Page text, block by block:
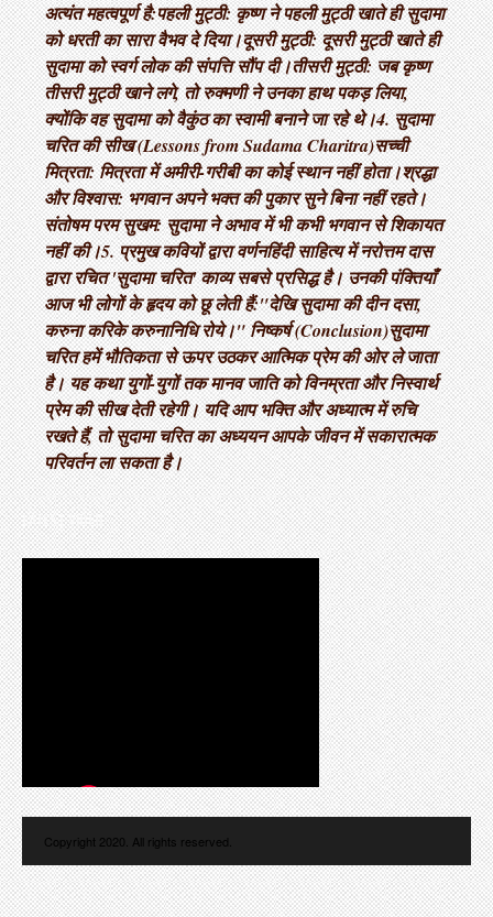
अत्यंत महत्वपूर्ण है: ​पहली मुट्ठी: कृष्ण ने पहली मुट्ठी खाते ही सुदामा
को धरती का सारा वैभव दे दिया। ​दूसरी मुट्ठी: दूसरी मुट्ठी खाते ही
सुदामा को स्वर्ग लोक की संपत्ति सौंप दी। ​तीसरी मुट्ठी: जब कृष्ण
तीसरी मुट्ठी खाने लगे, तो रुक्मणी ने उनका हाथ पकड़ लिया,
क्योंकि वह सुदामा को वैकुंठ का स्वामी बनाने जा रहे थे। ​4. सुदामा
चरित की सीख (Lessons from Sudama Charitra) ​सच्ची
मित्रता: मित्रता में अमीरी-गरीबी का कोई स्थान नहीं होता। ​श्रद्धा
और विश्वास: भगवान अपने भक्त की पुकार सुने बिना नहीं रहते। ​
संतोषम परम सुखम: सुदामा ने अभाव में भी कभी भगवान से शिकायत
नहीं की। ​5. प्रमुख कवियों द्वारा वर्णन ​हिंदी साहित्य में नरोत्तम दास
द्वारा रचित 'सुदामा चरित' काव्य सबसे प्रसिद्ध है। उनकी पंक्तियाँ
आज भी लोगों के हृदय को छू लेती हैं: ​"देखि सुदामा की दीन दसा,
करुना करिके करुनानिधि रोये।" निष्कर्ष (Conclusion) ​सुदामा
चरित हमें भौतिकता से ऊपर उठकर आत्मिक प्रेम की ओर ले जाता
है। यह कथा युगों-युगों तक मानव जाति को विनम्रता और निस्वार्थ
प्रेम की सीख देती रहेगी। यदि आप भक्ति और अध्यात्म में रुचि
रखते हैं, तो सुदामा चरित का अध्ययन आपके जीवन में सकारात्मक
परिवर्तन ला सकता है।
LATEST VIDEO
Copyright 2020. All rights reserved.